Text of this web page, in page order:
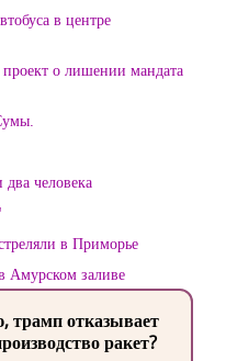
в центре
о лишении мандата
человека
в Приморье
Амурском заливе
трамп отказывает
ракет?